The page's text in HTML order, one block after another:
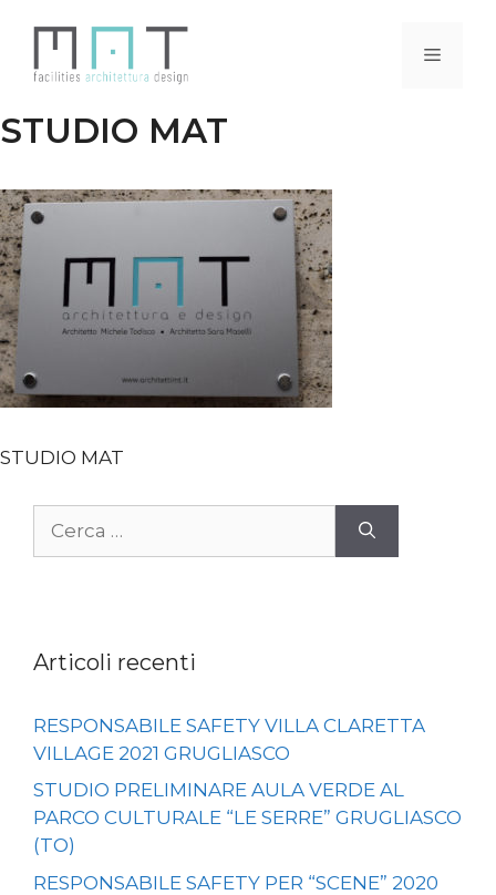
contenuto
Menu
STUDIO MAT
STUDIO MAT
per:
Articoli recenti
RESPONSABILE SAFETY VILLA CLARETTA
VILLAGE 2021 GRUGLIASCO
STUDIO PRELIMINARE AULA VERDE AL
PARCO CULTURALE “LE SERRE” GRUGLIASCO
(TO)
RESPONSABILE SAFETY PER “SCENE” 2020